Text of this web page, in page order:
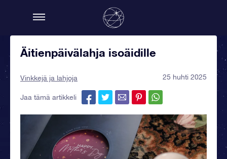
Äitienpäivälahja isoäidille
Vinkkejä ja lahjoja 25 huhti 2025
Jaa tämä artikkeli